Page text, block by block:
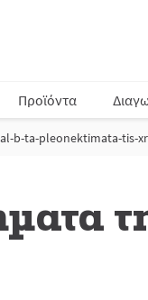
Προϊόντα
b-ta-pleonektimata-tis-